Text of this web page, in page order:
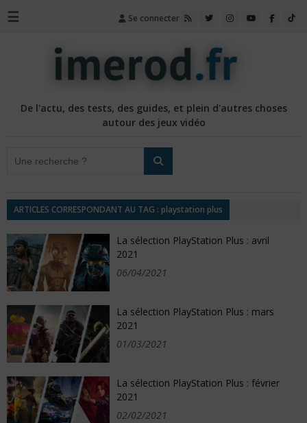
☰ Se connecter
De l'actu, des tests, des guides, et plein d'autres choses
autour des jeux vidéo
ARTICLES CORRESPONDANT AU TAG : playstation plus
La sélection PlayStation Plus : avril
2021
06/04/2021
La sélection PlayStation Plus : mars
2021
01/03/2021
La sélection PlayStation Plus : février
2021
02/02/2021